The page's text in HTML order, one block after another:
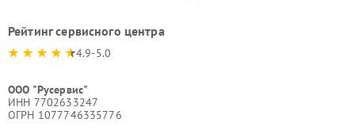
Рейтинг сервисного центра
4.9-5.0
ООО "Русервис"
ИНН 7702633247
ОГРН 1077746335776